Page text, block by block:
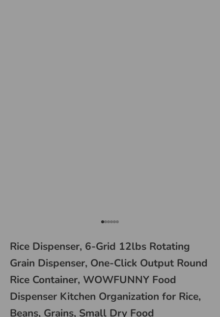
Go to item 1
Go to item 2
Go to item 3
Go to item 4
Go to item 5
Go to item 6
Rice Dispenser, 6-Grid 12lbs Rotating
Grain Dispenser, One-Click Output Round
Rice Container, WOWFUNNY Food
Dispenser Kitchen Organization for Rice,
Beans, Grains, Small Dry Food